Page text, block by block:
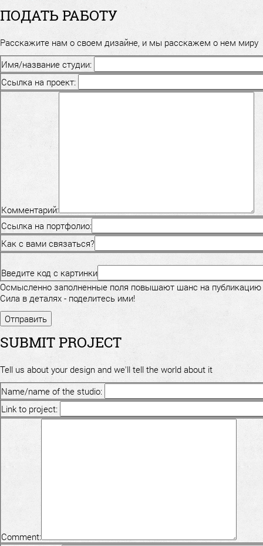
ПОДАТЬ РАБОТУ
Расскажите нам о своем дизайне, и мы расскажем о нем миру
Имя/название студии:
Ссылка на проект:
Комментарий:
Ссылка на портфолио:
Как с вами связаться?
Введите код с картинки
Осмысленно заполненные поля повышают шанс на публикацию
Сила в деталях - поделитесь ими!
SUBMIT PROJECT
Tell us about your design and we'll tell the world about it
Name/name of the studio:
Link to project:
Comment: